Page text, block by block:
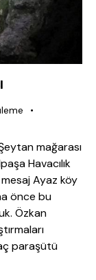
mağarası
Havacılık
mesaj Ayaz köy
önce bu
Özkan
paraşütü